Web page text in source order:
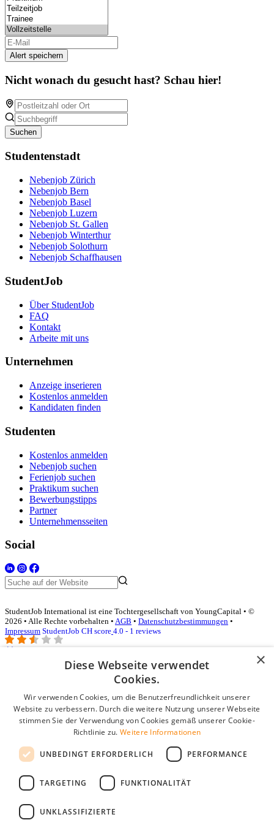
Alert speichern
Nicht wonach du gesucht hast? Schau hier!
Suchen
Studentenstadt
Nebenjob Zürich
Nebenjob Bern
Nebenjob Basel
Nebenjob Luzern
Nebenjob St. Gallen
Nebenjob Winterthur
Nebenjob Solothurn
Nebenjob Schaffhausen
StudentJob
Über StudentJob
FAQ
Kontakt
Arbeite mit uns
Unternehmen
Anzeige inserieren
Kostenlos anmelden
Kandidaten finden
Studenten
Kostenlos anmelden
Nebenjob suchen
Ferienjob suchen
Praktikum suchen
Bewerbungstipps
Partner
Unternehmensseiten
Social
StudentJob International ist eine Tochtergesellschaft von YoungCapital • ©
2026 • Alle Rechte vorbehalten • AGB • Datenschutzbestimmungen •
Impressum StudentJob CH score 4.0 - 1 reviews
Login für Unternehmen
E-Mail*
Passwort
Angemeldet bleiben
Passwort vergessen?
Kostenloses Unternehmensprofil
×
Diese Webseite verwendet
Cookies.
Wir verwenden Cookies, um die Benutzerfreundlichkeit unserer
Website zu verbessern. Durch die weitere Nutzung unserer Webseite
stimmen Sie der Verwendung von Cookies gemäß unserer Cookie-
Richtlinie zu. Weitere Informationen
UNBEDINGT ERFORDERLICH PERFORMANCE
TARGETING FUNKTIONALITÄT
UNKLASSIFIZIERTE